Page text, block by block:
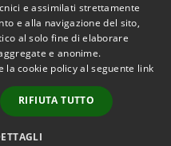
Comune convenzionato
Astigov
Progetto|Convenzione|
Adesioni
•Accesso redazione
e assimilati strettamente
e alla navigazione del sito,
al solo fine di elaborare
e anonime.
la cookie policy al seguente link
RIFIUTA TUTTO